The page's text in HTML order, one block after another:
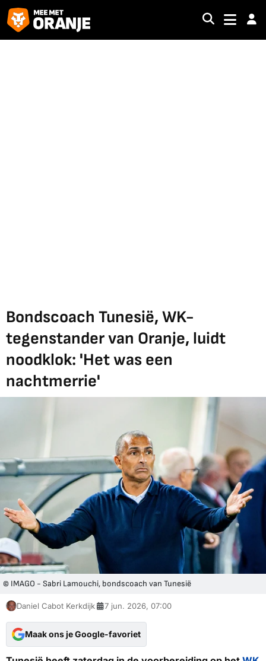
Bondscoach Tunesië, WK-
tegenstander van Oranje, luidt
noodklok: 'Het was een
nachtmerrie'
© IMAGO - Sabri Lamouchi, bondscoach van Tunesië
Daniel Cabot Kerkdijk 7 jun. 2026, 07:00
Maak ons je Google-favoriet